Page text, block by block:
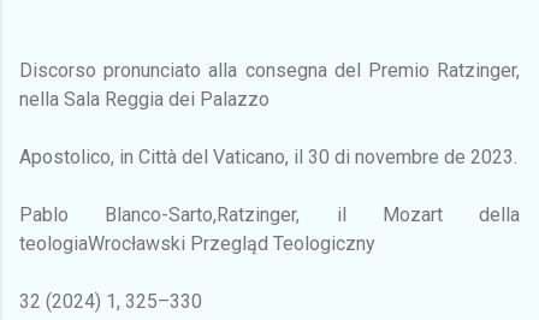
Discorso pronunciato alla consegna del Premio Ratzinger,
nella Sala Reggia dei Palazzo
Apostolico, in Città del Vaticano, il 30 di novembre de 2023.
Pablo Blanco-Sarto,Ratzinger, il Mozart della
teologiaWrocławski Przegląd Teologiczny
32 (2024) 1, 325–330